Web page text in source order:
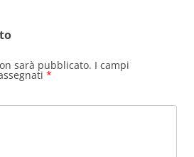
sarà pubblicato. I campi
*